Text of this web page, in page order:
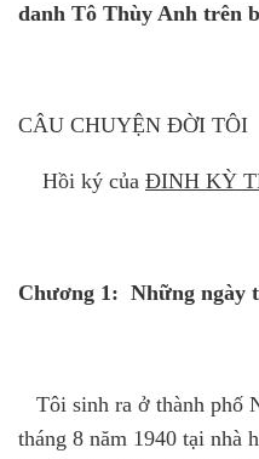
danh Tô Thùy Anh trên
CÂU CHUYỆN ĐỜI TÔI
Hồi ký của ĐINH KỲ
Chương 1: Những ngày
Tôi sinh ra ở thành phố
tháng 8 năm 1940 tại nhà